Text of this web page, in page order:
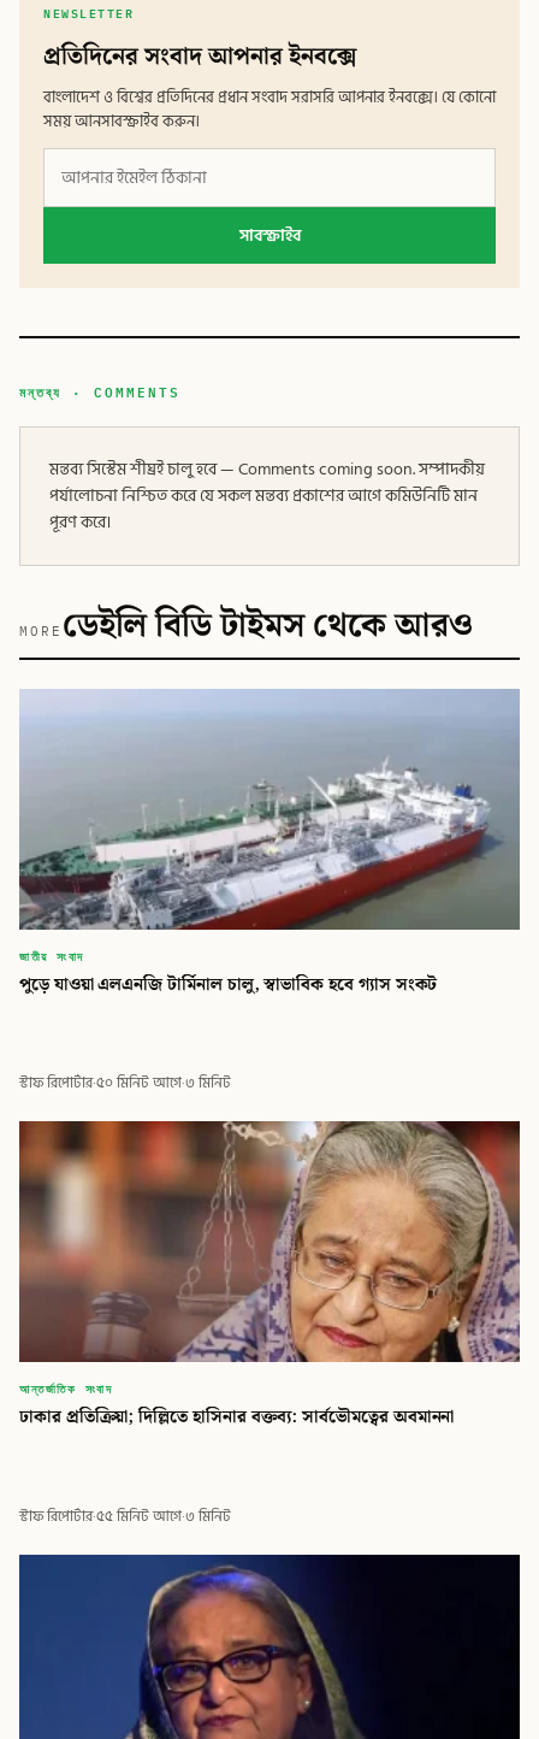
NEWSLETTER
প্রতিদিনের সংবাদ আপনার ইনবক্সে
বাংলাদেশ ও বিশ্বের প্রতিদিনের প্রধান সংবাদ সরাসরি আপনার ইনবক্সে। যে কোনো
সময় আনসাবস্ক্রাইব করুন।
সাবস্ক্রাইব
মন্তব্য · COMMENTS
মন্তব্য সিস্টেম শীঘ্রই চালু হবে — Comments coming soon. সম্পাদকীয়
পর্যালোচনা নিশ্চিত করে যে সকল মন্তব্য প্রকাশের আগে কমিউনিটি মান
পূরণ করে।
MORE ডেইলি বিডি টাইমস থেকে আরও
জাতীয় সংবাদ
পুড়ে যাওয়া এলএনজি টার্মিনাল চালু, স্বাভাবিক হবে গ্যাস সংকট
স্টাফ রিপোর্টার·৫০ মিনিট আগে·৩ মিনিট
আন্তর্জাতিক সংবাদ
ঢাকার প্রতিক্রিয়া; দিল্লিতে হাসিনার বক্তব্য: সার্বভৌমত্বের অবমাননা
স্টাফ রিপোর্টার·৫৫ মিনিট আগে·৩ মিনিট